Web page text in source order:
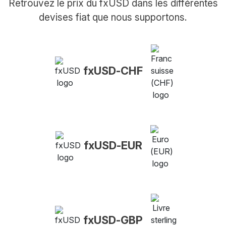
Retrouvez le prix du fxUSD dans les différentes
devises fiat que nous supportons.
fxUSD-CHF
fxUSD-EUR
fxUSD-GBP